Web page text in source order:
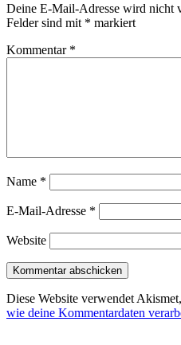
Deine E-Mail-Adresse wird nicht
Felder sind mit * markiert
Kommentar *
Name *
E-Mail-Adresse *
Website
Diese Website verwendet
wie deine Kommentardaten